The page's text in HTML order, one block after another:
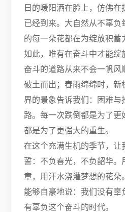
日的暖阳洒在脸上，仿佛
已经到来。大自然从不辜负
的每一朵花都在为绽放积蓄
如此，唯有在奋斗中才能绽
奋斗的道路从来不会一帆风
破土而出；春雨绵绵时，新
界的景象告诉我们：困难与
路。每一次跌倒都是为了更
都是为了更强大的重生。
在这个充满生机的季节，让
誓：不负春光，不负韶华。
章，用汗水浇灌梦想的花朵
能够自豪地说：我们没有辜
有辜负这个奋斗的时代。